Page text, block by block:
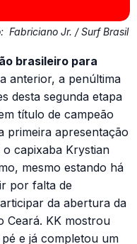
Fabriciano Jr. / Surf Brasil
brasileiro para
anterior, a penúltima
desta segunda etapa
título de campeão
primeira apresentação
o capixaba Krystian
mesmo estando há
por falta de
da abertura da
Ceará. KK mostrou
e já completou um